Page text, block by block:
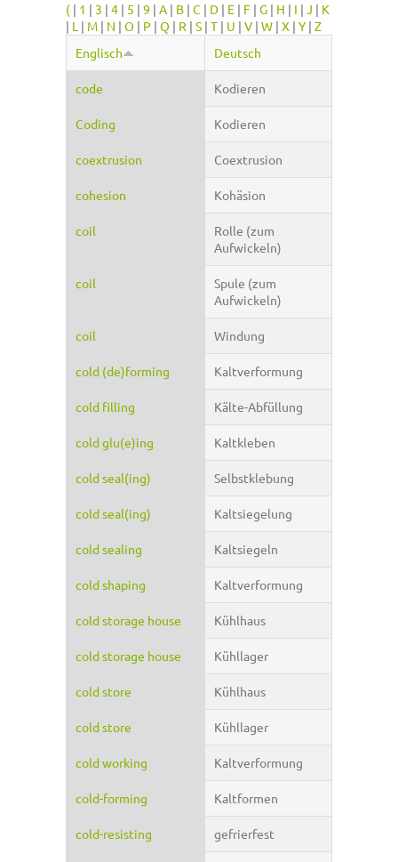
( | 1 | 3 | 4 | 5 | 9 | A | B | C | D | E | F | G | H | I | J | K
| L | M | N | O | P | Q | R | S | T | U | V | W | X | Y | Z
Englisch
Deutsch
code Kodieren
Coding Kodieren
coextrusion Coextrusion
cohesion Kohäsion
coil
Rolle (zum
Aufwickeln)
coil
Spule (zum
Aufwickeln)
coil Windung
cold (de)forming Kaltverformung
cold filling Kälte-Abfüllung
cold glu(e)ing Kaltkleben
cold seal(ing) Selbstklebung
cold seal(ing) Kaltsiegelung
cold sealing Kaltsiegeln
cold shaping Kaltverformung
cold storage house Kühlhaus
cold storage house Kühllager
cold store Kühlhaus
cold store Kühllager
cold working Kaltverformung
cold-forming Kaltformen
cold-resisting gefrierfest